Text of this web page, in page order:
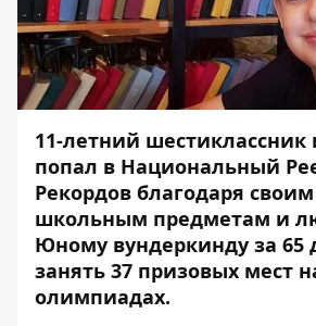
11-летний шестиклассник
попал в Национальный
Рекордов благодаря
школьным предметам и
Юному вундеркинду за 65
занять 37 призовых мест
олимпиадах.